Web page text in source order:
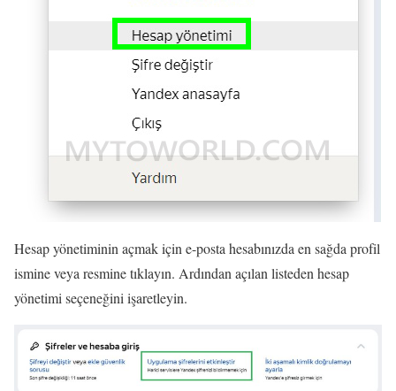
Hesap yönetiminin açmak için e-posta hesabınızda en sağda profil
ismine veya resmine tıklayın. Ardından açılan listeden hesap
yönetimi seçeneğini işaretleyin.